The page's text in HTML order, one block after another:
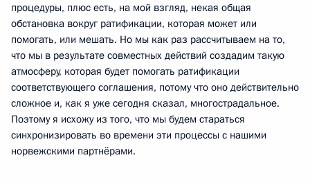
процедуры, плюс есть, на мой взгляд, некая общая
обстановка вокруг ратификации, которая может или
помогать, или мешать. Но мы как раз рассчитываем на то,
что мы в результате совместных действий создадим такую
атмосферу, которая будет помогать ратификации
соответствующего соглашения, потому что оно действительно
сложное и, как я уже сегодня сказал, многострадальное.
Поэтому я исхожу из того, что мы будем стараться
синхронизировать во времени эти процессы с нашими
норвежскими партнёрами.